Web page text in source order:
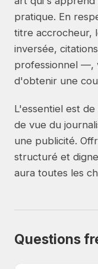
pratique. En
titre accrocheur,
inversée,
professionnel —,
d'obtenir une
L'essentiel est
de vue du
une publicité.
structuré et
aura toutes les
Questions